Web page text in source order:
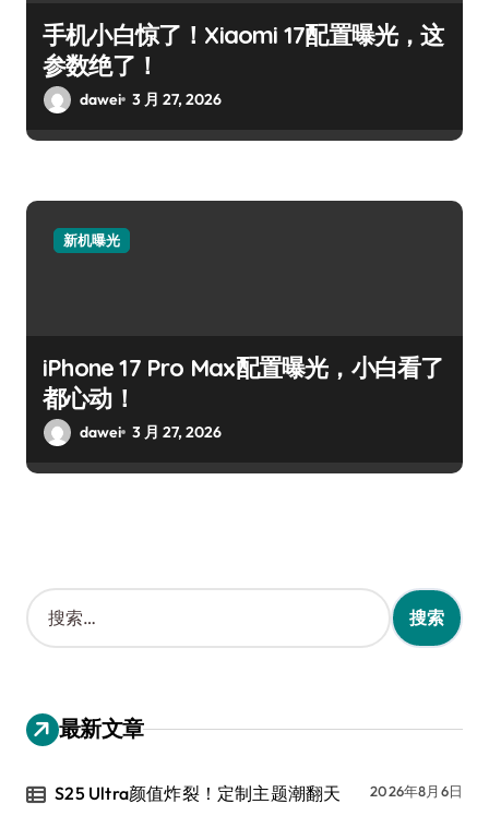
手机小白惊了！Xiaomi 17配置曝光，这
参数绝了！
dawei 3 月 27, 2026
新机曝光
iPhone 17 Pro Max配置曝光，小白看了
都心动！
dawei 3 月 27, 2026
搜
索
：
最新文章
S25 Ultra颜值炸裂！定制主题潮翻天 2026年8月6日